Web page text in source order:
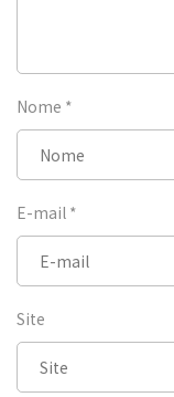
Nome *
E-mail *
Site